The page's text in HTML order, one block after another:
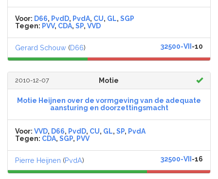
Voor: D66, PvdD, PvdA, CU, GL, SGP
Tegen: PVV, CDA, SP, VVD
Gerard Schouw (D66) 32500-VII -10
2010-12-07 Motie
Motie Heijnen over de vormgeving van de adequate
aansturing en doorzettingsmacht
Voor: VVD, D66, PvdD, CU, GL, SP, PvdA
Tegen: CDA, SGP, PVV
Pierre Heijnen (PvdA) 32500-VII -16